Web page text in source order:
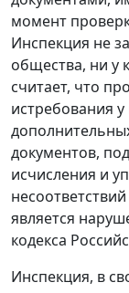
момент
Инспекция не
общества, ни у
считает, что
истребования
документов,
исчисления и
является
кодекса
Инспекция, в